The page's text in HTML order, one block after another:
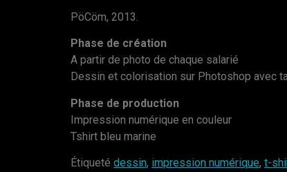
PöCöm, 2013.
Phase de création
A partir de photo de chaque salarié
Dessin et colorisation sur Photoshop avec
Phase de production
Impression numérique en couleur
Tshirt bleu marine
Étiqueté dessin, impression numérique, t-